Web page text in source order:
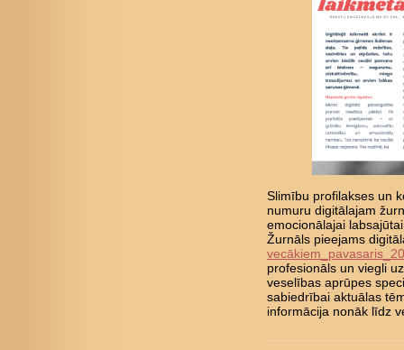
Slimību profilakses un
numuru digitālajam
emocionālajai
Žurnāls pieejams
profesionāls un viegli
veselības aprūpes
sabiedrībai aktuālas
informācija nonāk